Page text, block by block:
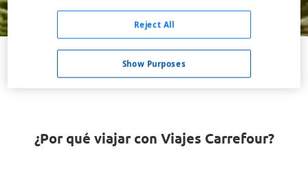
Buscar
VER TODOS LOS HOTELES BARATOS EN MEERBUSCH
¿Por qué viajar con Viajes Carrefour?
Show Purposes
Reject All